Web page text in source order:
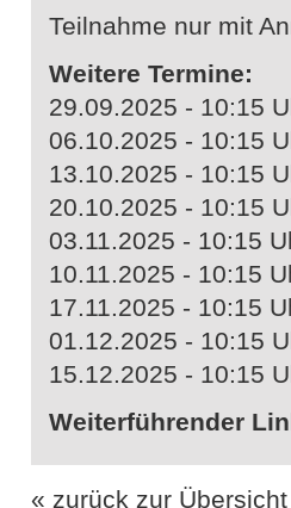
Teilnahme nur mit
Weitere Termine:
29.09.2025 - 10:15
06.10.2025 - 10:15
13.10.2025 - 10:15
20.10.2025 - 10:15
03.11.2025 - 10:15
10.11.2025 - 10:15
17.11.2025 - 10:15
01.12.2025 - 10:15
15.12.2025 - 10:15
Weiterführender
« zurück zur Übersicht